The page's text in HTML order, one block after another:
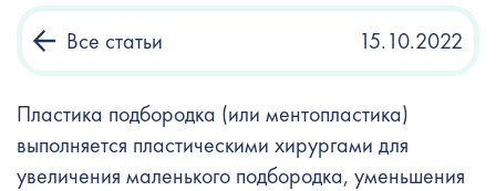
Все статьи 15.10.2022
Пластика подбородка (или ментопластика)
выполняется пластическими хирургами для
увеличения маленького подбородка, уменьшения